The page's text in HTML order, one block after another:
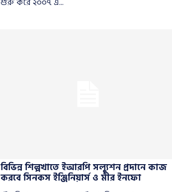
বিভিন্ন শিল্পখাতে ইআরপি সল্যুশন প্রদানে কাজ
করবে সিনকস ইঞ্জিনিয়ার্স ও মীর ইনফো